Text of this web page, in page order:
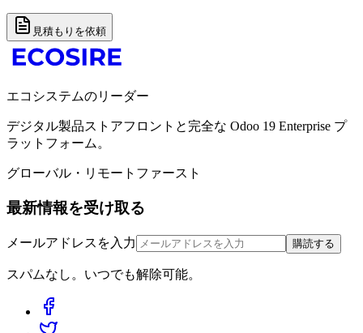
見積もりを依頼
エコシステムのリーダー
デジタル製品ストアフロントと完全な Odoo 19 Enterprise プ
ラットフォーム。
グローバル・リモートファースト
最新情報を受け取る
メールアドレスを入力 購読する
スパムなし。いつでも解除可能。